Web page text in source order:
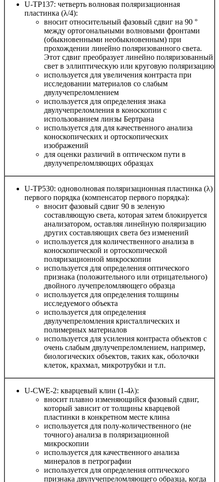
U-TP137: четверть волновая поляризационная
пластинка (λ/4):
вносит относительный фазовый сдвиг на 90 °
между ортогональными волновыми фронтами
(обыкновенными необыкновенным) при
прохождении линейно поляризованного света.
Этот сдвиг преобразует линейно поляризованный
свет в эллиптическую или круговую поляризацию
используется для увеличения контраста при
исследовании материалов со слабым
двулучепреломлением
используется для определения знака
двулучепреломления в коноскопии с
использованием линзы Бертрана
используется для для качественного анализа
коноскопических и ортоскопических
изображений
для оценки различий в оптическом пути в
двулучепреломляющих образцах
U-TP530: одноволновая поляризационная пластинка (λ)
первого порядка (компенсатор первого порядка):
вносит фазовый сдвиг 90 в зеленую
составляющую света, которая затем блокируется
анализатором, оставляя линейную поляризацию
других составляющих света без изменений
используется для количественного анализа в
коноскопической и ортоскопической
поляризационной микроскопии
используется для определения оптического
признака (положительного или отрицательного)
двойного лучепреломляющего образца
используется для определения толщины
исследуемого объекта
используется для определения
двулучепреломления кристаллических и
полимерных материалов
используется для усиления контраста объектов с
очень слабым двулучепреломлением, например,
биологических объектов, таких как, оболочки
клеток, крахмал, микротрубки и т.п.
U-CWE-2: кварцевый клин (1-4λ):
вносит плавно изменяющийся фазовый сдвиг,
который зависит от толщины кварцевой
пластинки в конкретном месте клина
используется для полу-количественного (не
точного) анализа в поляризационной
микроскопии
используется для качественного анализа
минералов в петрографии
используется для определения оптического
признака двулучепреломляющего образца, когда